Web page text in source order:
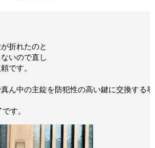
折れたのと
いので直し
です。
ん中の主錠を防犯性の高い鍵に交換する
す。